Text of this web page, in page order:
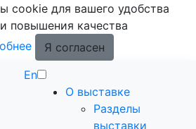
cookie для вашего удобства
повышения качества
Я согласен
En
О выставке
Разделы
выставки